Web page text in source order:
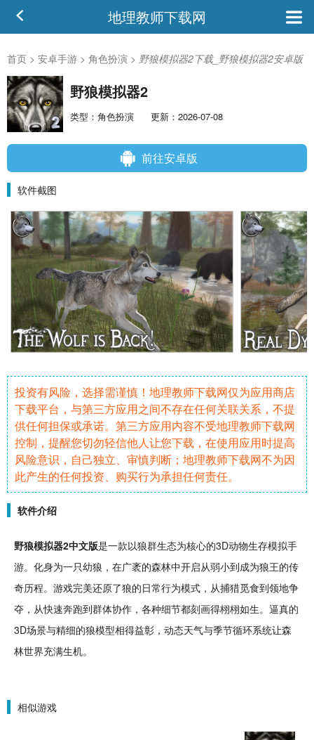
地理教师下载网
首页 > 安卓手游 > 角色扮演 > 野狼模拟器2下载_野狼模拟器2安卓版
野狼模拟器2
类型：角色扮演 更新：2026-07-08
前往安卓版
软件截图
投资有风险，选择需谨慎！地理教师下载网仅为应用商店
下载平台，与第三方应用之间不存在任何关联关系，不提
供任何担保或承诺。第三方应用内容不受地理教师下载网
控制，提醒您切勿轻信他人让您下载，在使用应用时提高
风险意识，自己独立、审慎判断；地理教师下载网不为因
此产生的任何投资、购买行为承担任何责任。
软件介绍
野狼模拟器2中文版是一款以狼群生态为核心的3D动物生存模拟手
游。化身为一只幼狼，在广袤的森林中开启从弱小到成为狼王的传
奇历程。游戏完美还原了狼的日常行为模式，从捕猎觅食到领地争
夺，从快速奔跑到群体协作 ，各种细节都刻画得栩栩如生。逼真的
3D场景与精细的狼模型相得益彰，动态天气与季节循环系统让森
林世界充满生机。
相似游戏